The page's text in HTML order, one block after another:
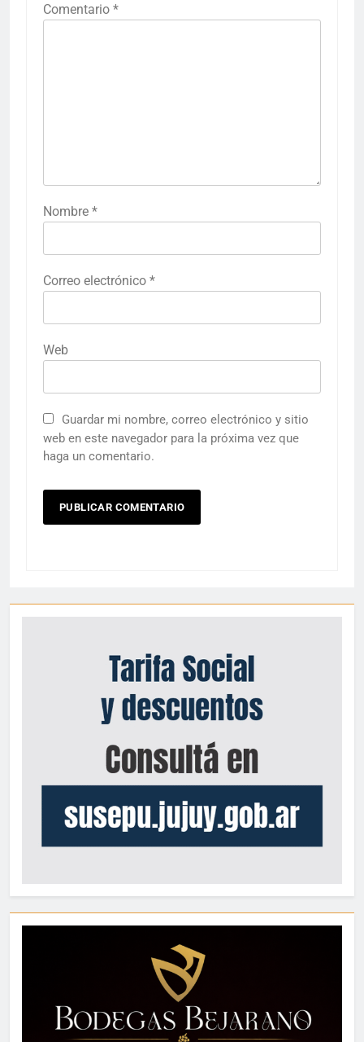
Comentario *
Nombre *
Correo electrónico *
Web
Guardar mi nombre, correo electrónico y sitio
web en este navegador para la próxima vez que
haga un comentario.